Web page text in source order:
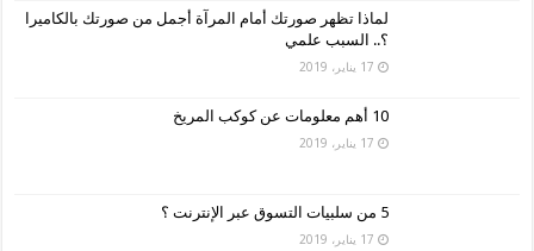
لماذا تظهر صورتك أمام المرآة أجمل من صورتك بالكاميرا
؟.. السبب علمي
17 يناير، 2019
10 أهم معلومات عن كوكب المريخ
17 يناير، 2019
5 من سلبيات التسوق عبر الإنترنت ؟
17 يناير، 2019